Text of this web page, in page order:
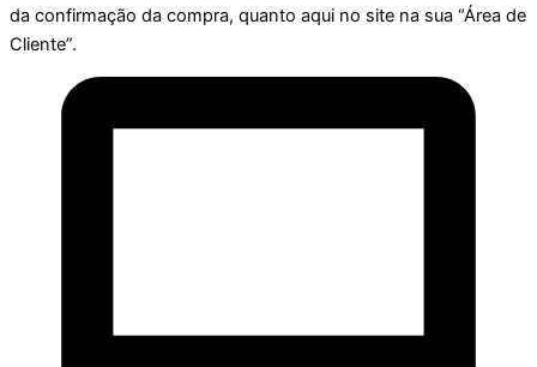
da confirmação da compra, quanto aqui no site na sua “Área de
Cliente”.